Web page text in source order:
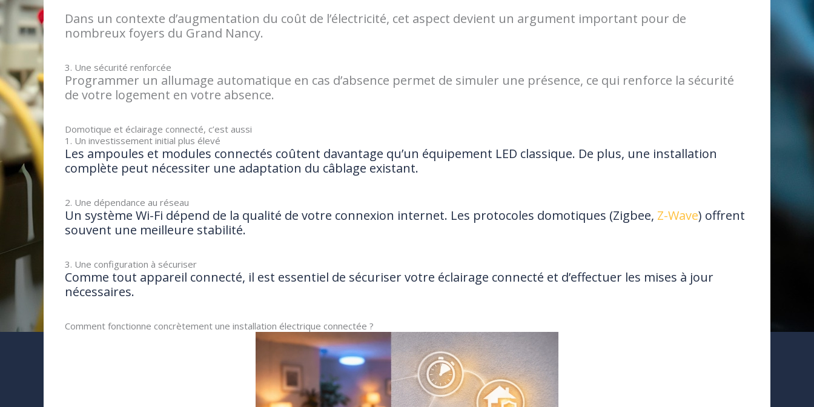
Dans un contexte d’augmentation du coût de l’électricité, cet aspect devient un argument important pour de
nombreux foyers du Grand Nancy.
3. Une sécurité renforcée
Programmer un allumage automatique en cas d’absence permet de simuler une présence, ce qui renforce la sécurité
de votre logement en votre absence.
Domotique et éclairage connecté, c’est aussi
1. Un investissement initial plus élevé
Les ampoules et modules connectés coûtent davantage qu’un équipement LED classique. De plus, une installation
complète peut nécessiter une adaptation du câblage existant.
2. Une dépendance au réseau
Un système Wi-Fi dépend de la qualité de votre connexion internet. Les protocoles domotiques (Zigbee, Z-Wave) offrent
souvent une meilleure stabilité.
3. Une configuration à sécuriser
Comme tout appareil connecté, il est essentiel de sécuriser votre éclairage connecté et d’effectuer les mises à jour
nécessaires.
Comment fonctionne concrètement une installation électrique connectée ?